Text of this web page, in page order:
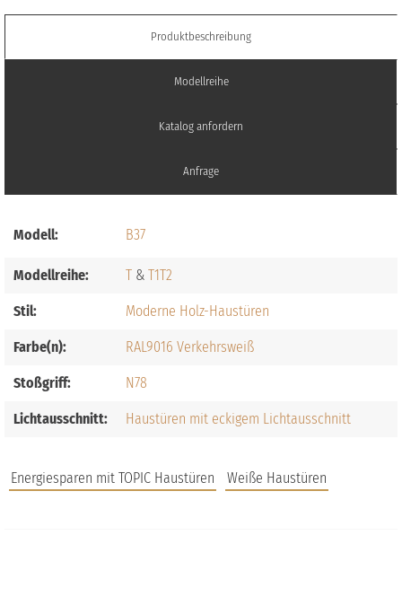
Produktbeschreibung
Modellreihe
Katalog anfordern
Anfrage
Modell: B37
Modellreihe: T T1T2
Stil: Moderne Holz-Haustüren
Farbe(n): RAL9016 Verkehrsweiß
Stoßgriff: N78
Lichtausschnitt: Haustüren mit eckigem Lichtausschnitt
Energiesparen mit TOPIC Haustüren Weiße Haustüren